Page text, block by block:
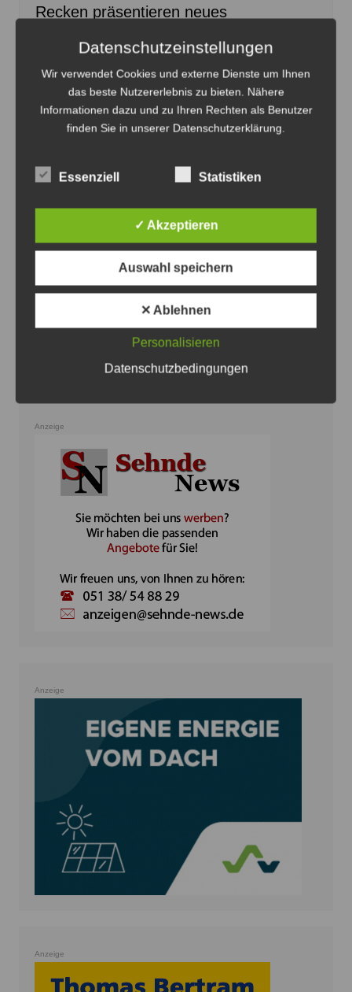
Recken präsentieren neues
8. August 2026 0
Anzeige
Anzeige
Anzeige
Datenschutzeinstellungen
Wir verwendet Cookies und externe Dienste um Ihnen
das beste Nutzererlebnis zu bieten. Nähere
Informationen dazu und zu Ihren Rechten als Benutzer
finden Sie in unserer Datenschutzerklärung.
Essenziell Statistiken
✓ Akzeptieren
Auswahl speichern
✕ Ablehnen
Personalisieren
Datenschutzbedingungen